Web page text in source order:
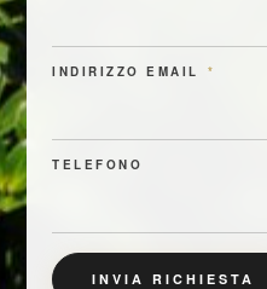
INDIRIZZO EMAIL *
TELEFONO
INVIA RICHIESTA